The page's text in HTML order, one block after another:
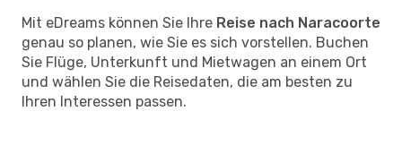
Mit eDreams können Sie Ihre Reise nach Naracoorte
genau so planen, wie Sie es sich vorstellen. Buchen
Sie Flüge, Unterkunft und Mietwagen an einem Ort
und wählen Sie die Reisedaten, die am besten zu
Ihren Interessen passen.